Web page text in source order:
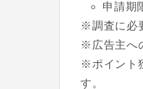
申請期
※調査に必
※広告主へ
※ポイント
す。